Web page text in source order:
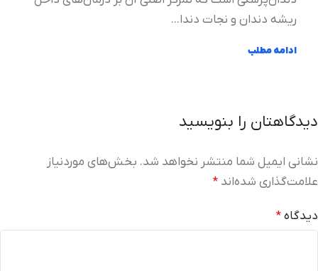
ریشه دندان و نجات دندا...
ادامه مطلب
دیدگاهتان را بنویسید
نشانی ایمیل شما منتشر نخواهد شد. بخش‌های موردنیاز
علامت‌گذاری شده‌اند *
دیدگاه *